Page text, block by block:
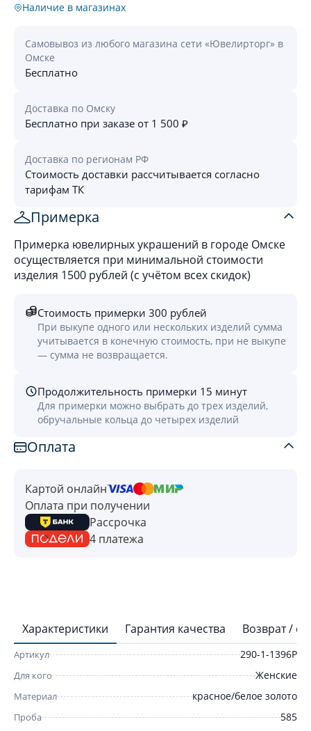
Наличие в магазинах
Самовывоз из любого магазина сети «Ювелирторг» в
Омске
Бесплатно
Доставка по Омску
Бесплатно при заказе от 1 500 ₽
Доставка по регионам РФ
Стоимость доставки рассчитывается согласно
тарифам ТК
Примерка
Примерка ювелирных украшений в городе Омске
осуществляется при минимальной стоимости
изделия 1500 рублей (с учётом всех скидок)
Стоимость примерки 300 рублей
При выкупе одного или нескольких изделий сумма
учитывается в конечную стоимость, при не выкупе
— сумма не возвращается.
Продолжительность примерки 15 минут
Для примерки можно выбрать до трех изделий,
обручальные кольца до четырех изделий
Оплата
Картой онлайн
Оплата при получении
Рассрочка
4 платежа
Характеристики Гарантия качества Возврат /
Артикул 290-1-1396Р
Для кого Женские
Материал красное/белое золото
Проба 585